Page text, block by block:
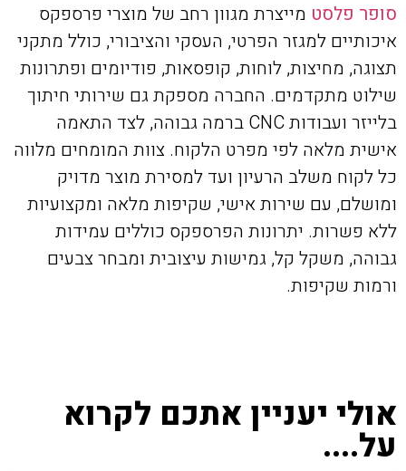
סופר פלסט מייצרת מגוון רחב של מוצרי פרספקס
איכותיים למגזר הפרטי, העסקי והציבורי, כולל מתקני
תצוגה, מחיצות, לוחות, קופסאות, פודיומים ופתרונות
שילוט מתקדמים. החברה מספקת גם שירותי חיתוך
בלייזר ועבודות CNC ברמה גבוהה, לצד התאמה
אישית מלאה לפי מפרט הלקוח. צוות המומחים מלווה
כל לקוח משלב הרעיון ועד למסירת מוצר מדויק
ומושלם, עם שירות אישי, שקיפות מלאה ומקצועיות
ללא פשרות. יתרונות הפרספקס כוללים עמידות
גבוהה, משקל קל, גמישות עיצובית ומבחר צבעים
ורמות שקיפות.
אולי יעניין אתכם לקרוא
על....